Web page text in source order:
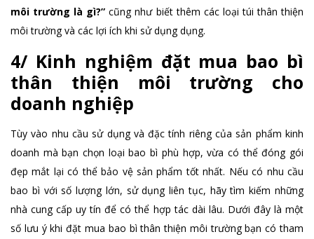
môi trường là gì?”cũng như biết thêm các loại túi thân thiện
môi trường và các lợi ích khi sử dụng dụng.
4/ Kinh nghiệm đặt mua bao bì
thân thiện môi trường cho
doanh nghiệp
Tùy vào nhu cầu sử dụng và đặc tính riêng của sản phẩm kinh
doanh mà bạn chọn loại bao bì phù hợp, vừa có thể đóng gói
đẹp mắt lại có thể bảo vệ sản phẩm tốt nhất. Nếu có nhu cầu
bao bì với số lượng lớn, sử dụng liên tục, hãy tìm kiếm những
nhà cung cấp uy tín để có thể hợp tác dài lâu. Dưới đây là một
số lưu ý khi đặt mua bao bì thân thiện môi trường bạn có tham